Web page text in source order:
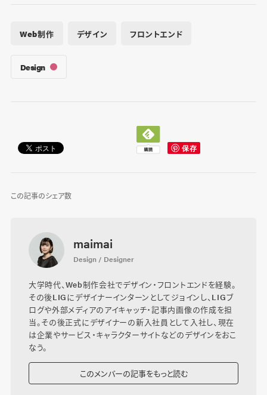
Web制作 デザイン フロントエンド
Design
この記事のシェア数
maimai
Design / Designer
大学時代、Web制作会社でデザイン・フロントエンドを経験。
その後LIGにデザイナーインターンとしてジョインし、LIGブ
ログや外部メディアのアイキャッチ・記事内画像の作成を担
当。その後正式にデザイナーの新入社員として入社し、現在
は企業やサービス・キャラクターサイトなどのデザインをおこ
なう。
このメンバーの記事をもっと読む